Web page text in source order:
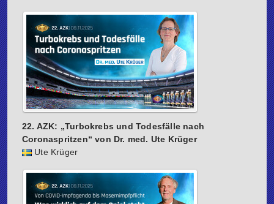
22. AZK: „Turbokrebs und Todesfälle nach
Coronaspritzen“ von Dr. med. Ute Krüger
Ute Krüger